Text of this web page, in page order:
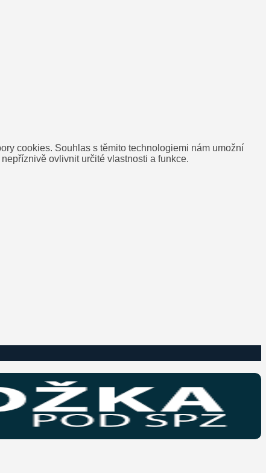
cookies. Souhlas s těmito technologiemi nám umožní
ovlivnit určité vlastnosti a funkce.